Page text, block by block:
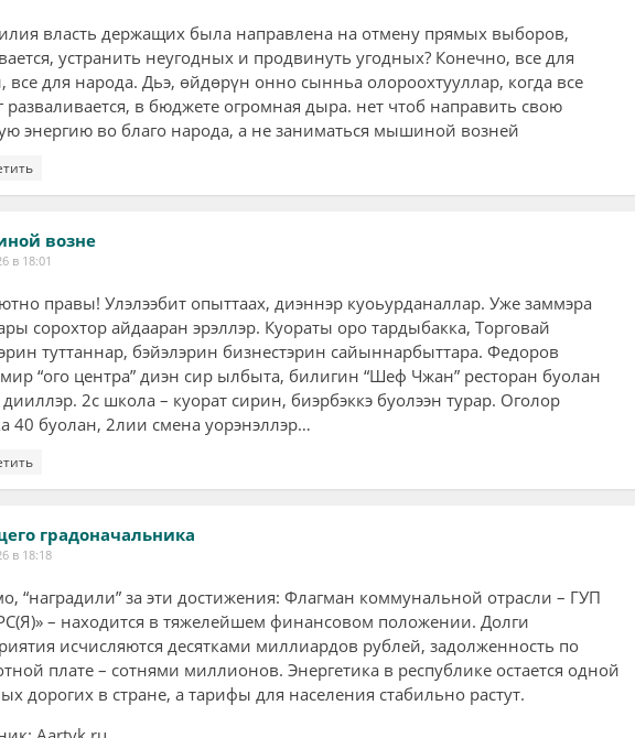
власть держащих была направлена на отмену прямых выборов,
устранить неугодных и продвинуть угодных? Конечно, все для
все для народа. Дьэ, өйдөрүн онно сынньа олороохтууллар, когда все
разваливается, в бюджете огромная дыра. нет чтоб направить свою
энергию во благо народа, а не заниматься мышиной возней
возне
в 18:01
правы! Улэлээбит опыттаах, диэннэр куоьурданаллар. Уже заммэра
сорохтор айдааран эрэллэр. Куораты оро тардыбакка, Торговай
туттаннар, бэйэлэрин бизнестэрин сайыннарбыттара. Федоров
“ого центра” диэн сир ылбыта, билигин “Шеф Чжан” ресторан буолан
дииллэр. 2с школа – куорат сирин, биэрбэккэ буолээн турар. Оголор
40 буолан, 2лии смена уорэнэллэр…
градоначальника
в 18:18
“наградили” за эти достижения: Флагман коммунальной отрасли – ГУП
– находится в тяжелейшем финансовом положении. Долги
исчисляются десятками миллиардов рублей, задолженность по
плате – сотнями миллионов. Энергетика в республике остается одной
дорогих в стране, а тарифы для населения стабильно растут.